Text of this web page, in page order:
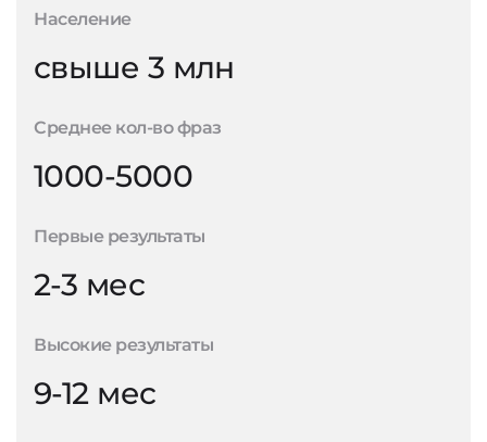
Население
свыше 3 млн
Среднее кол-во фраз
1000-5000
Первые результаты
2-3 мес
Высокие результаты
9-12 мес